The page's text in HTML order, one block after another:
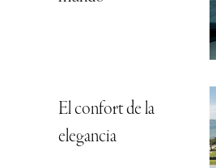
El confort de la
elegancia